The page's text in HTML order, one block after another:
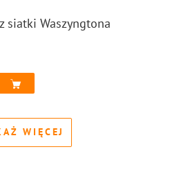
siatki Waszyngtona
WIĘCEJ